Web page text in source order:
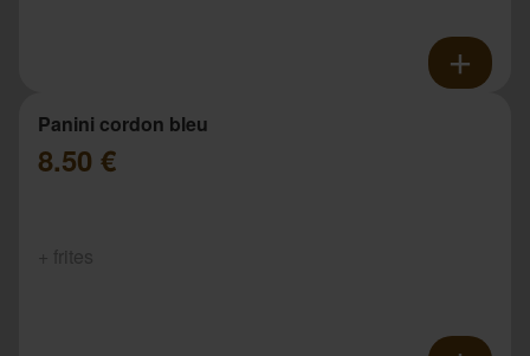
Panini cordon bleu
8.50 €